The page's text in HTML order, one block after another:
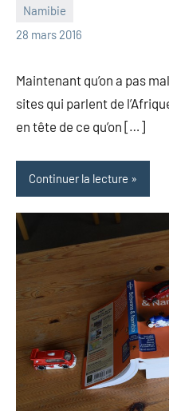
Namibie
28 mars 2016
les
Pfyffer
commentaires
Maintenant qu’on a pas
sites qui parlent de
en tête de ce qu’on […]
Continuer la lecture